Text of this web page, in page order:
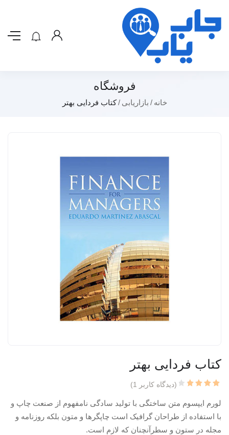
فروشگاه
خانه بازاریابی کتاب فردایی بهتر
کتاب فردایی بهتر
4.00
5
امتیاز
مشتری
(دیدگاه کاربر 1
)
لورم ایپسوم متن ساختگی با تولید سادگی نامفهوم از صنعت چاپ و
با استفاده از طراحان گرافیک است چاپگرها و متون بلکه روزنامه و
مجله در ستون و سطرآنچنان که لازم است.